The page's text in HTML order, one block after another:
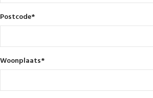
Postcode*
Woonplaats*